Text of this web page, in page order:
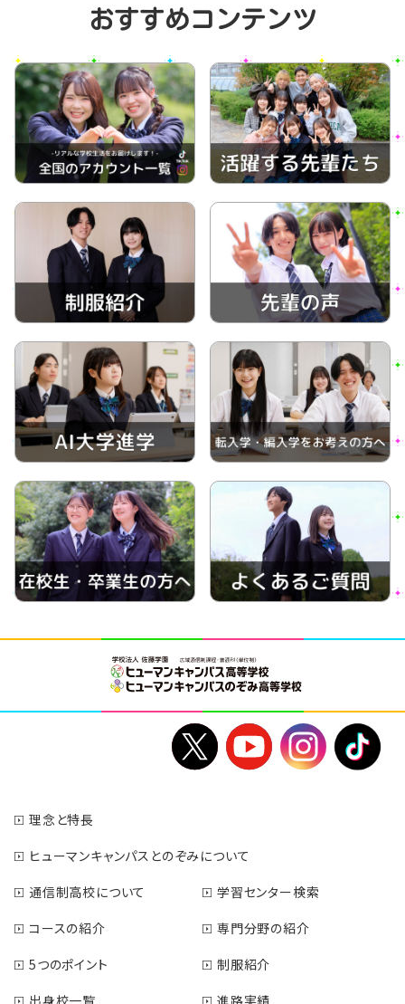
おすすめコンテンツ
理念と特長
ヒューマンキャンパスとのぞみについて
通信制高校について
学習センター検索
コースの紹介
専門分野の紹介
5つのポイント
制服紹介